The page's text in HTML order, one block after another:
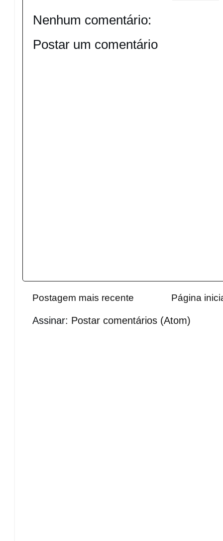
Nenhum comentário:
Postar um comentário
Postagem mais recente Página
Assinar: Postar comentários (Atom)